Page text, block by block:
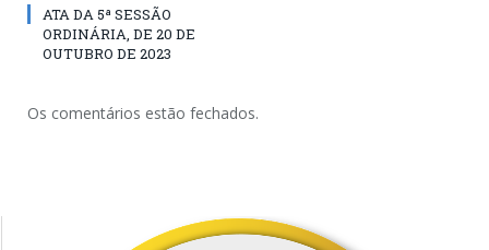
ATA DA 5ª SESSÃO
ORDINÁRIA, DE 20 DE
OUTUBRO DE 2023
Os comentários estão fechados.